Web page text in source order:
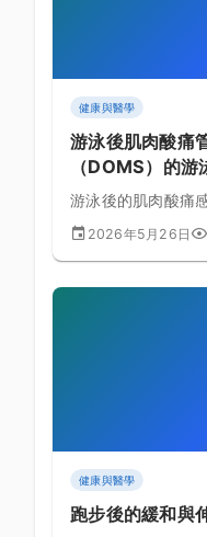
健康與醫學
游泳後肌肉酸痛
（DOMS）的
游泳後的肌肉酸痛
酸痛（DOMS）同
泳特異性 DOMS
2026年5月26日
健康與醫學
跑步後的緩和與